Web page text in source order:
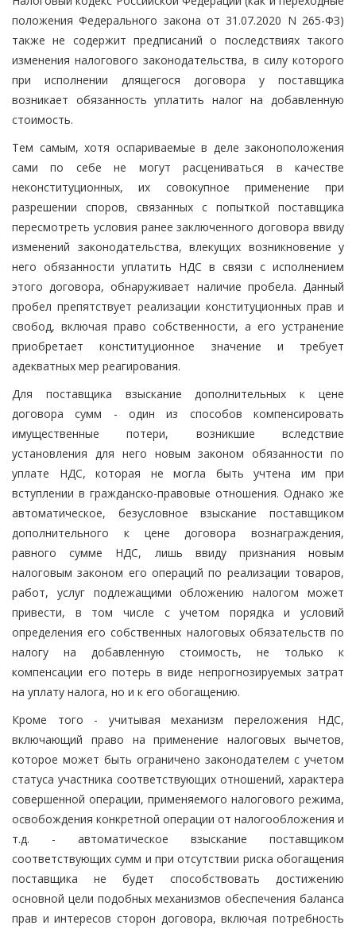
положения Федерального закона от 31.07.2020 N 265-ФЗ)
также не содержит предписаний о последствиях такого
изменения налогового законодательства, в силу которого
при исполнении длящегося договора у поставщика
возникает обязанность уплатить налог на добавленную
стоимость.
Тем самым, хотя оспариваемые в деле законоположения
сами по себе не могут расцениваться в качестве
неконституционных, их совокупное применение при
разрешении споров, связанных с попыткой поставщика
пересмотреть условия ранее заключенного договора ввиду
изменений законодательства, влекущих возникновение у
него обязанности уплатить НДС в связи с исполнением
этого договора, обнаруживает наличие пробела. Данный
пробел препятствует реализации конституционных прав и
свобод, включая право собственности, а его устранение
приобретает конституционное значение и требует
адекватных мер реагирования.
Для поставщика взыскание дополнительных к цене
договора сумм - один из способов компенсировать
имущественные потери, возникшие вследствие
установления для него новым законом обязанности по
уплате НДС, которая не могла быть учтена им при
вступлении в гражданско-правовые отношения. Однако же
автоматическое, безусловное взыскание поставщиком
дополнительного к цене договора вознаграждения,
равного сумме НДС, лишь ввиду признания новым
налоговым законом его операций по реализации товаров,
работ, услуг подлежащими обложению налогом может
привести, в том числе с учетом порядка и условий
определения его собственных налоговых обязательств по
налогу на добавленную стоимость, не только к
компенсации его потерь в виде непрогнозируемых затрат
на уплату налога, но и к его обогащению.
Кроме того - учитывая механизм переложения НДС,
включающий право на применение налоговых вычетов,
которое может быть ограничено законодателем с учетом
статуса участника соответствующих отношений, характера
совершенной операции, применяемого налогового режима,
освобождения конкретной операции от налогообложения и
т.д. - автоматическое взыскание поставщиком
соответствующих сумм и при отсутствии риска обогащения
поставщика не будет способствовать достижению
основной цели подобных механизмов обеспечения баланса
прав и интересов сторон договора, включая потребность